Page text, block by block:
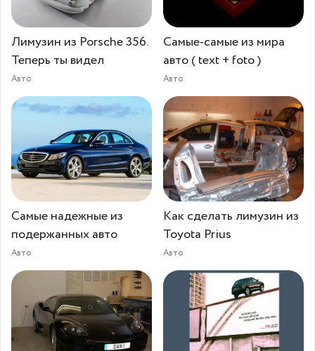
Лимузин из Porsche 356.
Теперь ты видел
Авто
Самые-самые из мира
авто ( text + foto )
Авто
Самые надежные из
подержанных авто
Авто
Как сделать лимузин из
Toyota Prius
Авто